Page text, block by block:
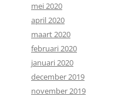
mei 2020
april 2020
maart 2020
februari 2020
januari 2020
december 2019
november 2019